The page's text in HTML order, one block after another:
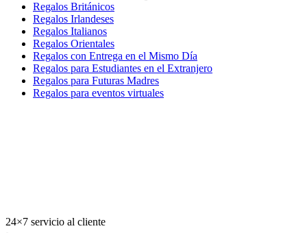
Regalos Británicos
Regalos Irlandeses
Regalos Italianos
Regalos Orientales
Regalos con Entrega en el Mismo Día
Regalos para Estudiantes en el Extranjero
Regalos para Futuras Madres
Regalos para eventos virtuales
24×7 servicio al cliente